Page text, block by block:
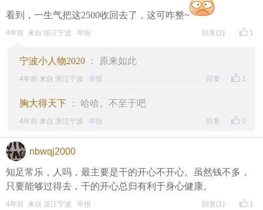
看到，一生气把这2500收回去了，这可咋整~
1
4年前 来自 浙江宁波 举报 回复 (2)
宁波小人物2020 ： 原来如此
1
4年前 来自 浙江宁波 举报 回复
胸大得天下 ： 哈哈。不至于吧
0
4年前 来自 浙江宁波 举报 回复
nbwqj2000
知足常乐，人吗，最主要是干的开心不开心。虽然钱不多，
只要能够过得去，干的开心总归有利于身心健康。
1
4年前 来自 浙江宁波 举报 回复 (1)